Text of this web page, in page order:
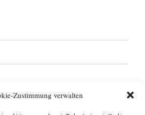
Zustimmung verwalten